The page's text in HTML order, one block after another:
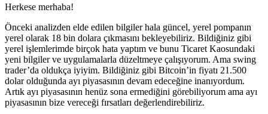
Herkese merhaba!
Önceki analizden elde edilen bilgiler hala güncel, yerel pompanın
yerel olarak 18 bin dolara çıkmasını bekleyebiliriz. Bildiğiniz gibi
yerel işlemlerimde birçok hata yaptım ve bunu Ticaret Kaosundaki
yeni bilgiler ve uygulamalarla düzeltmeye çalışıyorum. Ama swing
trader’da oldukça iyiyim. Bildiğiniz gibi Bitcoin’in fiyatı 21.500
dolar olduğunda ayı piyasasının devam edeceğine inanıyordum.
Artık ayı piyasasının henüz sona ermediğini görebiliyorum ama ayı
piyasasının bize vereceği fırsatları değerlendirebiliriz.